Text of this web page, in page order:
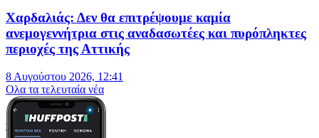
Χαρδαλιάς: Δεν θα επιτρέψουμε καμία
ανεμογεννήτρια στις αναδασωτέες και πυρόπληκτες
περιοχές της Αττικής
8 Αυγούστου 2026, 12:41
Oλα τα τελευταία νέα